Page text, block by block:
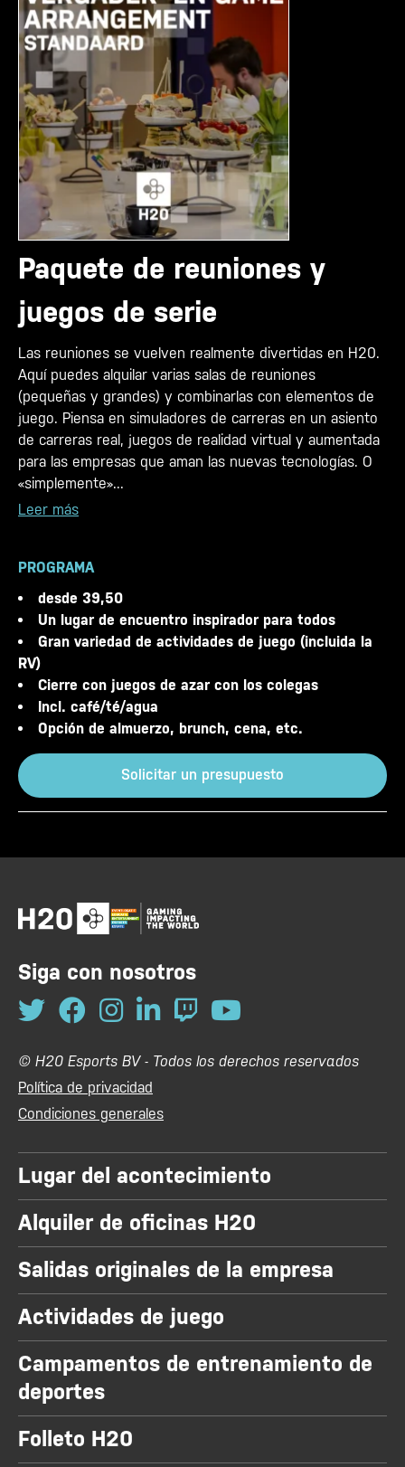
Paquete de reuniones y
juegos de serie
Las reuniones se vuelven realmente divertidas en H20.
Aquí puedes alquilar varias salas de reuniones
(pequeñas y grandes) y combinarlas con elementos de
juego. Piensa en simuladores de carreras en un asiento
de carreras real, juegos de realidad virtual y aumentada
para las empresas que aman las nuevas tecnologías. O
«simplemente»...
Leer más
PROGRAMA
desde 39,50
Un lugar de encuentro inspirador para todos
Gran variedad de actividades de juego (incluida la
RV)
Cierre con juegos de azar con los colegas
Incl. café/té/agua
Opción de almuerzo, brunch, cena, etc.
Solicitar un presupuesto
Siga con nosotros
© H20 Esports BV - Todos los derechos reservados
Política de privacidad
Condiciones generales
Lugar del acontecimiento
Alquiler de oficinas H20
Salidas originales de la empresa
Actividades de juego
Campamentos de entrenamiento de
deportes
Folleto H20